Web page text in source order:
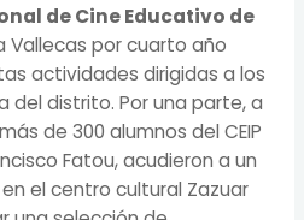
de Cine Educativo de
Vallecas por cuarto año
actividades dirigidas a los
del distrito. Por una parte, a
de 300 alumnos del CEIP
Fatou, acudieron a un
el centro cultural Zazuar